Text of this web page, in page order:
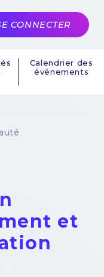
Calendrier des
événements
CONNECTER
et